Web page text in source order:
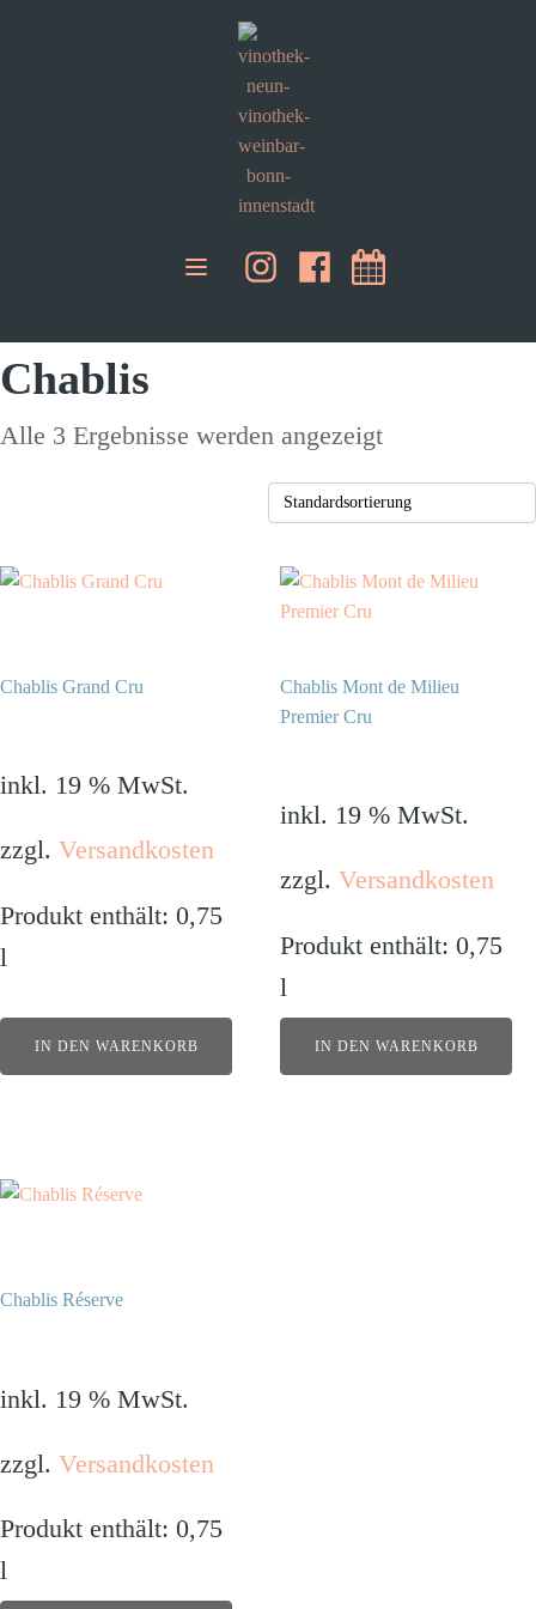
Chablis
Alle 3 Ergebnisse werden angezeigt
Chablis Grand Cru
inkl. 19 % MwSt.
zzgl. Versandkosten
Produkt enthält: 0,75
l
IN DEN WARENKORB
Chablis Mont de Milieu
Premier Cru
inkl. 19 % MwSt.
zzgl.Versandkosten
Produkt enthält: 0,75
l
IN DEN WARENKORB
Chablis Réserve
inkl. 19 % MwSt.
zzgl. Versandkosten
Produkt enthält: 0,75
l